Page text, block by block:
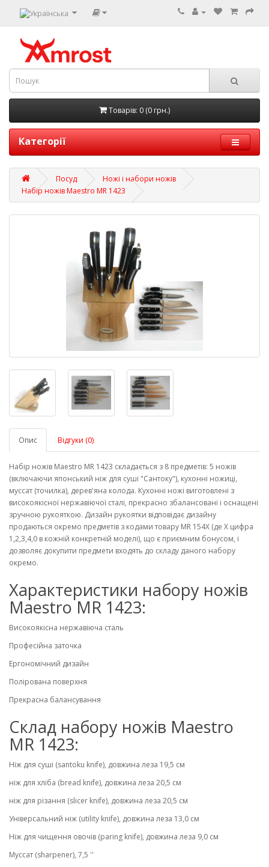
Товарів: 0 (0 грн.)
Категорії
Посуд
Ножі і набори ножів
Набір ножів Maestro MR 1423
Опис Відгуки (0)
Набір ножів Maestro MR 1423 складається з 8 предметів: 5 ножів
(включаючи японський ніж для суші "Сантоку"), кухонні ножиці,
муссат (точилка), дерев'яна колода. Кухонні ножі виготовлені з
високоякісної нержавіючої сталі, прекрасно збалансовані і оснащені
зручною рукояткою. Дизайн рукоятки відповідає дизайну
продаються окремо предметів з кодами товару MR 154Х (де Х цифра
1,2,3,4,0 в кожній конкретній моделі), що є приємним бонусом, і
дозволяє докупити предмети входять до складу даного набору
окремо.
Характеристики набору ножів
Maestro MR 1423:
Високоякісна нержавіюча сталь
Професійна заточка
Ергономічний дизайн
Полірована поверхня
Прекрасна балансування
Склад набору ножів Maestro
MR 1423:
Ніж для суші (santoku knife), довжина леза 19,5 см
ніж для хліба (bread knife), довжина леза 20,5 см
ніж для різання (slicer knife), довжина леза 20,5 см
Універсальний ніж (utility knife), довжина леза 13,0 см
Ніж для чищення овочів (paring knife), довжина леза 9,0 см
Муссат (sharpener), 7,5 ''